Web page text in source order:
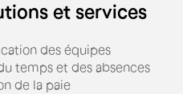
et services
des équipes
temps et des absences
de la paie